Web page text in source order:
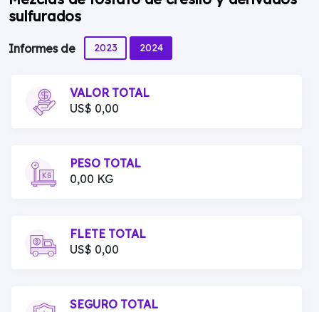
sulfurados
Informes de 2023 2024
VALOR TOTAL
US$ 0,00
PESO TOTAL
0,00 KG
FLETE TOTAL
US$ 0,00
SEGURO TOTAL